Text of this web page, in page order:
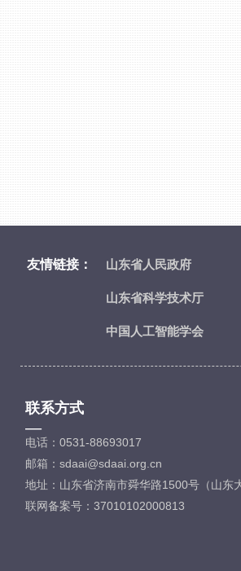
联系方式
—
电话：0531-88693017
邮箱：sdaai@sdaai.org.cn
地址：山东省济南市舜华路1500号（山东
联网备案号：37010102000813
友情链接： 山东省人民政府
山东省科学技术厅
中国人工智能学会